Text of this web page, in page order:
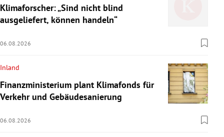
Klimaforscher: „Sind nicht blind
ausgeliefert, können handeln“
06.08.2026
Inland
Finanzministerium plant Klimafonds für
Verkehr und Gebäudesanierung
06.08.2026